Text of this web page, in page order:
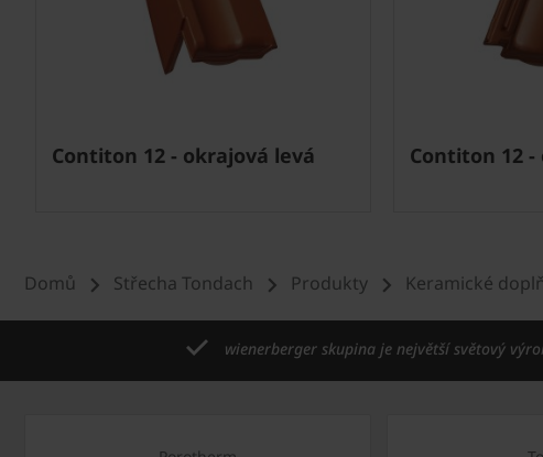
Contiton 12 - okrajová levá Contiton 12
Domů Střecha Tondach Produkty Keramické
wienerberger skupina je největší světový